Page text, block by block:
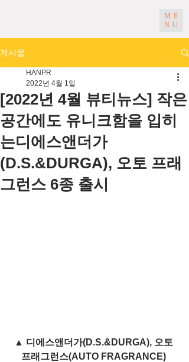
ME
NU
게시물
[2022년 4월 뷰티뉴스] 작은
공간에도 유니크함을 입히
는디에스앤더가
(D.S.&DURGA), 오토 프래
그런스 6종 출시
HANPR
2022년 4월 1일
▲ 디에스앤더가(D.S.&DURGA), 오토
프래그런스(AUTO FRAGRANCE)